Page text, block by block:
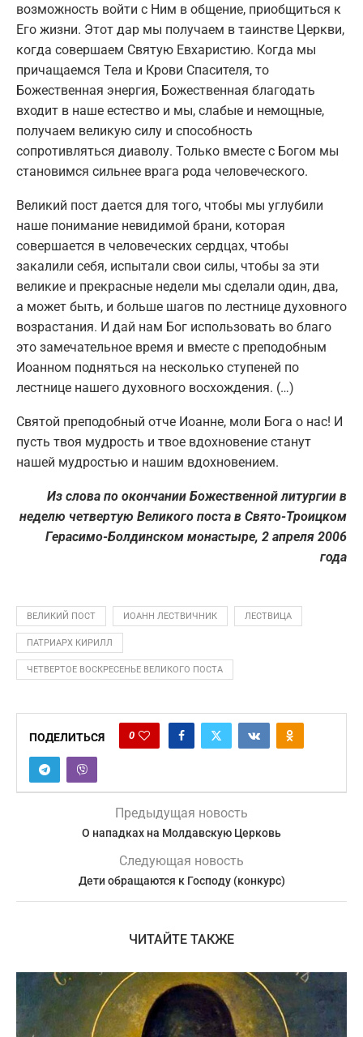
возможность войти с Ним в общение, приобщиться к
Его жизни. Этот дар мы получаем в таинстве Церкви,
когда совершаем Святую Евхаристию. Когда мы
причащаемся Тела и Крови Спасителя, то
Божественная энергия, Божественная благодать
входит в наше естество и мы, слабые и немощные,
получаем великую силу и способность
сопротивляться диаволу. Только вместе с Богом мы
становимся сильнее врага рода человеческого.
Великий пост дается для того, чтобы мы углубили
наше понимание невидимой брани, которая
совершается в человеческих сердцах, чтобы
закалили себя, испытали свои силы, чтобы за эти
великие и прекрасные недели мы сделали один, два,
а может быть, и больше шагов по лестнице духовного
возрастания. И дай нам Бог использовать во благо
это замечательное время и вместе с преподобным
Иоанном подняться на несколько ступеней по
лестнице нашего духовного восхождения. (…)
Святой преподобный отче Иоанне, моли Бога о нас! И
пусть твоя мудрость и твое вдохновение станут
нашей мудростью и нашим вдохновением.
Из слова по окончании Божественной литургии в
неделю четвертую Великого поста в Свято-Троицком
Герасимо-Болдинском монастыре, 2 апреля 2006
года
ВЕЛИКИЙ ПОСТ ИОАНН ЛЕСТВИЧНИК ЛЕСТВИЦА
ПАТРИАРХ КИРИЛЛ
ЧЕТВЕРТОЕ ВОСКРЕСЕНЬЕ ВЕЛИКОГО ПОСТА
ПОДЕЛИТЬСЯ 0
Предыдущая новость
О нападках на Молдавскую Церковь
Следующая новость
Дети обращаются к Господу (конкурс)
ЧИТАЙТЕ ТАКЖЕ